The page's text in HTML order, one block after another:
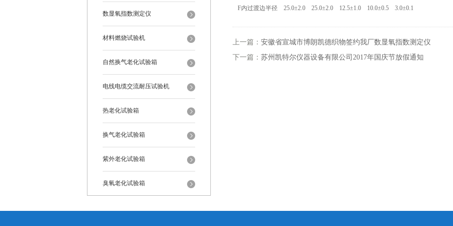
数显氧指数测定仪
材料燃烧试验机
自然换气老化试验箱
电线电缆交流耐压试验机
热老化试验箱
换气老化试验箱
紫外老化试验箱
臭氧老化试验箱
F内过渡边半径 25.0±2.0 25.0±2.0 12.5±1.0 10.0±0.5 3.0±0.1
上一篇： 安徽省宣城市博朗凯德织物签约我厂数显氧指数测定仪
下一篇： 苏州凯特尔仪器设备有限公司2017年国庆节放假通知